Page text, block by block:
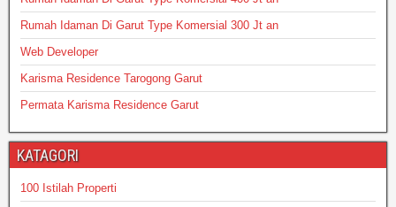
Rumah Idaman Di Garut Type Komersial 300 Jt an
Web Developer
Karisma Residence Tarogong Garut
Permata Karisma Residence Garut
KATAGORI
100 Istilah Properti